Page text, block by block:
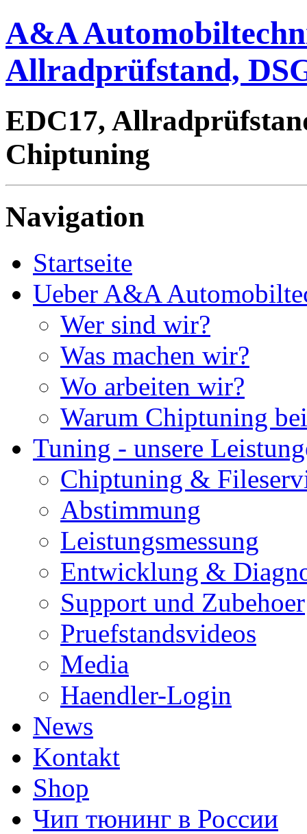
A&A
Allradprüfstand,
EDC17,
Chiptuning
Navigation
Startseite
Ueber A&A
Wer sind wir?
Was machen wir?
Wo arbeiten wir?
Warum Chiptuning
Tuning - unsere
Chiptuning &
Abstimmung
Leistungsmessung
Entwicklung &
Support und Zubehoer
Pruefstandsvideos
Media
Haendler-Login
News
Kontakt
Shop
Чип тюнинг в России